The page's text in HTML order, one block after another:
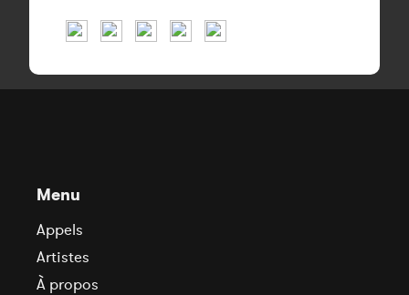
Menu
Appels
Artistes
À propos